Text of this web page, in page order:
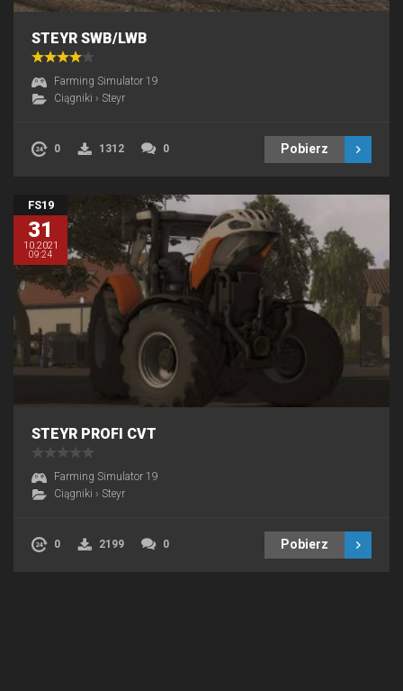
STEYR SWB/LWB
Farming Simulator 19
Ciągniki › Steyr
0 1312 0 Pobierz
FS19
31
10.2021
09:24
STEYR PROFI CVT
Farming Simulator 19
Ciągniki › Steyr
0 2199 0 Pobierz